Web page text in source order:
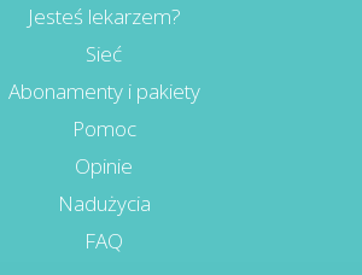
Jesteś lekarzem?
Sieć
Abonamenty i pakiety
Pomoc
Opinie
Nadużycia
FAQ